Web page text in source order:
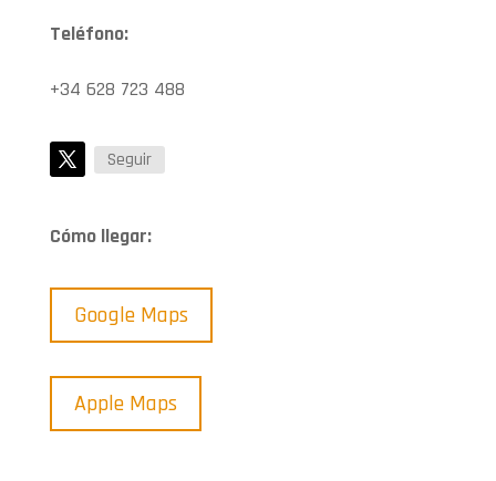
Teléfono:
+34 628 723 488
Seguir
Cómo llegar:
Google Maps
Apple Maps